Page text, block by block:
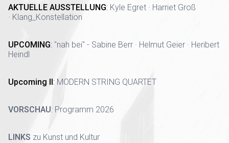
AKTUELLE AUSSTELLUNG: Kyle Egret · Harriet Groß
· Klang_Konstellation
UPCOMING: "nah bei" - Sabine Berr · Helmut Geier · Heribert
Heindl
Upcoming II: MODERN STRING QUARTET
VORSCHAU: Programm 2026
LINKS zu Kunst und Kultur